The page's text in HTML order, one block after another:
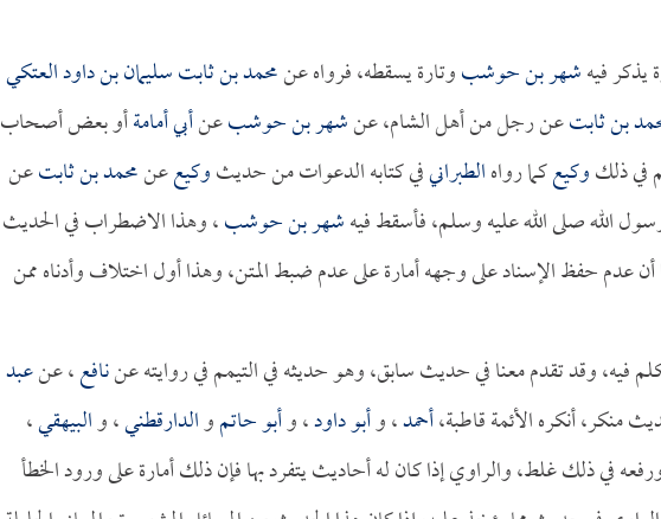
يذكر فيهشهر بن حوشبوتارة يسقطه، فرواه عنمحمد بن ثابتسليمان بن داود العتكي
بن ثابتعن رجل من أهل الشام، عنشهر بن حوشبعنأبي أمامةأو بعض أصحاب
في ذلكوكيعكما رواهالطبرانيفي كتابه الدعوات من حديثوكيععنمحمد بن ثابتعن
الله صلى الله عليه وسلم، فأسقط فيهشهر بن حوشب، وهذا الاضطراب في الحديث
عدم حفظ الإسناد على وجهه أمارة على عدم ضبط المتن، وهذا أول اختلاف وأدناه ممن
فيه، وقد تقدم معنا في حديث سابق، وهو حديثه في التيمم في روايته عننافع، عنعبد
منكر، أنكره الأئمة قاطبة،أحمد، وأبو داود، وأبو حاتموالدارقطني، والبيهقي،
في ذلك غلط، والراوي إذا كان له أحاديث يتفرد بها فإن ذلك أمارة على ورود الخطأ